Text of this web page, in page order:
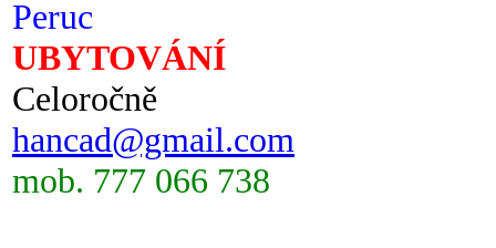
Peruc
UBYTOVÁNÍ
Celoročně
hancad@gmail.com
mob. 777 066 738